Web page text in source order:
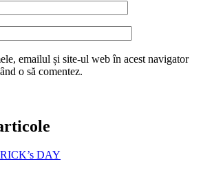
emailul și site-ul web în acest navigator
o să comentez.
DAY